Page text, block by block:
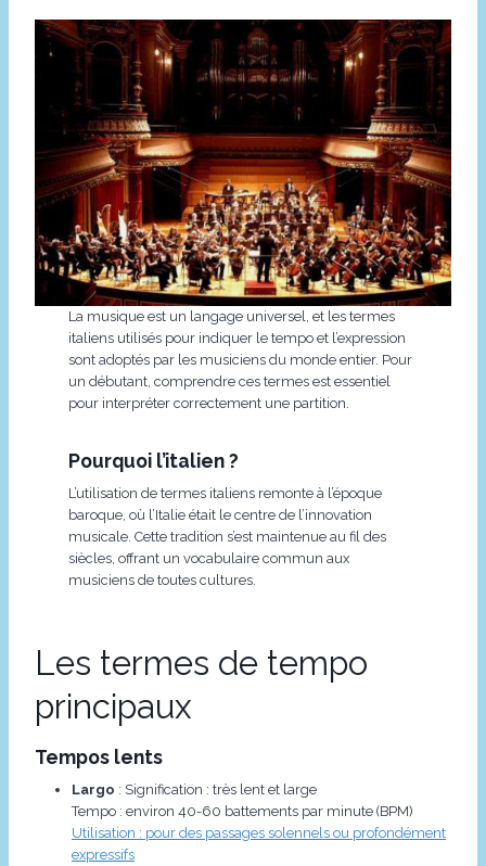
La musique est un langage universel, et les termes
italiens utilisés pour indiquer le tempo et l’expression
sont adoptés par les musiciens du monde entier. Pour
un débutant, comprendre ces termes est essentiel
pour interpréter correctement une partition.
Pourquoi l’italien ?
L’utilisation de termes italiens remonte à l’époque
baroque, où l’Italie était le centre de l’innovation
musicale. Cette tradition s’est maintenue au fil des
siècles, offrant un vocabulaire commun aux
musiciens de toutes cultures.
Les termes de tempo
principaux
Tempos lents
Largo : Signification : très lent et large
Tempo : environ 40-60 battements par minute (BPM)
Utilisation : pour des passages solennels ou profondément
expressifs